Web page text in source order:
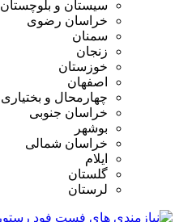
سیستان و بلوچستان
خراسان رضوی
سمنان
زنجان
خوزستان
اصفهان
چهارمحال و بختیاری
خراسان جنوبی
بوشهر
خراسان شمالی
ایلام
گلستان
لرستان